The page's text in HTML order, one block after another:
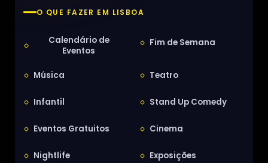
O QUE FAZER EM LISBOA
Calendário de
Eventos
Fim de Semana
Música Teatro
Infantil Stand Up Comedy
Eventos Gratuitos Cinema
Nightlife Exposições